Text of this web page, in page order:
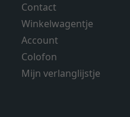
Contact
Winkelwagentje
Account
Colofon
Mijn verlanglijstje